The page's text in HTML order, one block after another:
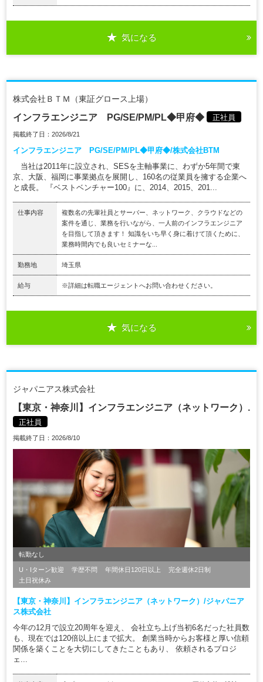
気になる
株式会社ＢＴＭ（東証グロース上場）
インフラエンジニア PG/SE/PM/PL◆甲府◆ 正社員
掲載終了日：2026/8/21
インフラエンジニア PG/SE/PM/PL◆甲府◆/株式会社BTM
当社は2011年に設立され、SESを主軸事業に、わずか5年間で東
京、大阪、福岡に事業拠点を展開し、160名の従業員を擁する企業へ
と成長。 『ベストベンチャー100』に、2014、2015、201...
仕事内容
複数名の先輩社員とサーバー、ネットワーク、クラウドなどの
案件を通じ、業務を行いながら、一人前のインフラエンジニア
を目指して頂きます！ 知識をいち早く身に着けて頂くために、
業務時間内でも良いセミナーな...
勤務地 埼玉県
給与 ※詳細は転職エージェントへお問い合わせください。
気になる
ジャパニアス株式会社
【東京・神奈川】インフラエンジニア（ネットワーク）.
正社員
掲載終了日：2026/8/10
転勤なし
U・Iターン歓迎 学歴不問 年間休日120日以上
完全週休2日制
土日祝休み
【東京・神奈川】インフラエンジニア（ネットワーク）/ジャパニア
ス株式会社
今年の12月で設立20周年を迎え、 会社立ち上げ当初6名だった社員数
も、現在では120倍以上にまで拡大。 創業当時からお客様と厚い信頼
関係を築くことを大切にしてきたこともあり、 依頼されるプロジ
ェ...